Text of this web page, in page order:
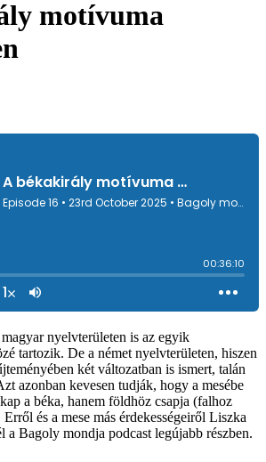
motívuma
nyelvterületen is az egyik
tartozik. De a német nyelvterületen, hiszen
két változatban is ismert, talán
azonban kevesen tudják, hogy a mesébe
a béka, hanem földhöz csapja (falhoz
és a mese más érdekességeiről Liszka
a Bagoly mondja podcast legújabb részben.